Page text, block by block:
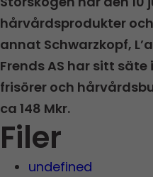
hårvårdsprodukter
annat Schwarzkopf,
Frends AS har sitt
frisörer och
ca 148 Mkr.
Filer
undefined